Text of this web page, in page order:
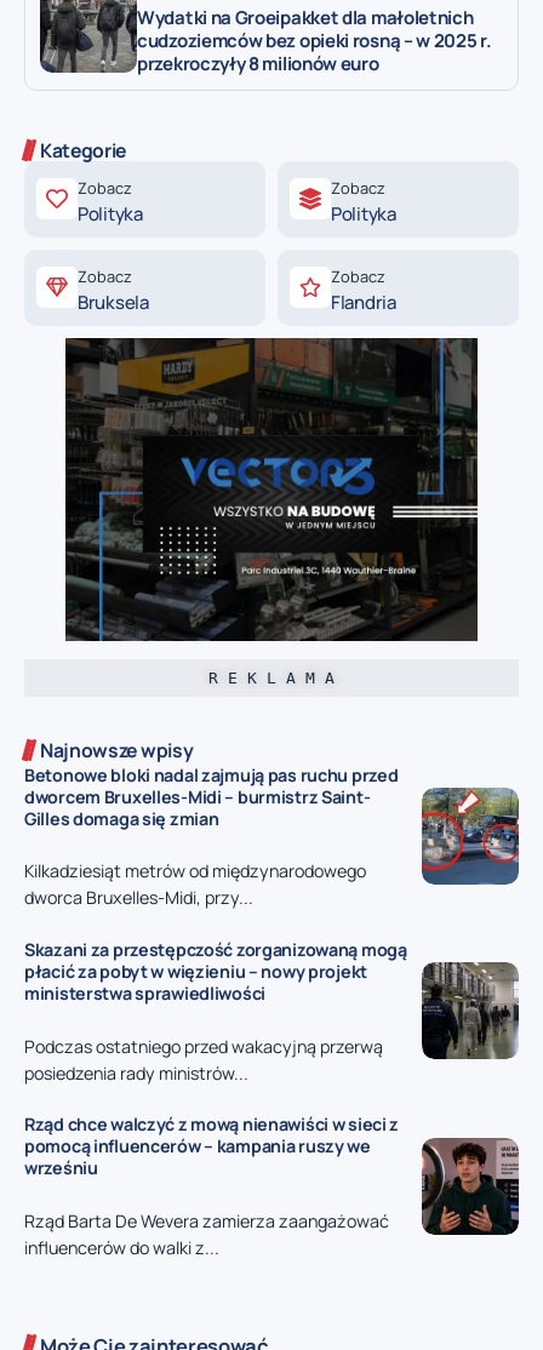
Wydatki na Groeipakket dla małoletnich
cudzoziemców bez opieki rosną – w 2025 r.
przekroczyły 8 milionów euro
Kategorie
Zobacz
Polityka
Zobacz
Polityka
Zobacz
Bruksela
Zobacz
Flandria
R E K L A M A
Najnowsze wpisy
Betonowe bloki nadal zajmują pas ruchu przed
dworcem Bruxelles-Midi – burmistrz Saint-
Gilles domaga się zmian
Kilkadziesiąt metrów od międzynarodowego
dworca Bruxelles-Midi, przy...
Skazani za przestępczość zorganizowaną mogą
płacić za pobyt w więzieniu – nowy projekt
ministerstwa sprawiedliwości
Podczas ostatniego przed wakacyjną przerwą
posiedzenia rady ministrów...
Rząd chce walczyć z mową nienawiści w sieci z
pomocą influencerów – kampania ruszy we
wrześniu
Rząd Barta De Wevera zamierza zaangażować
influencerów do walki z...